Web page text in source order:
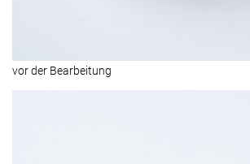
vor der Bearbeitung